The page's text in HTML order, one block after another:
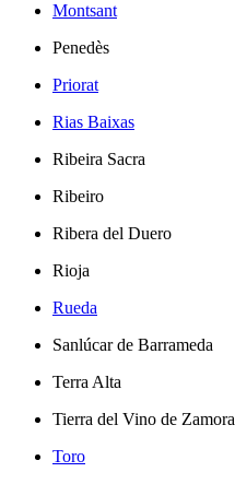
Montsant
Penedès
Priorat
Rias Baixas
Ribeira Sacra
Ribeiro
Ribera del Duero
Rioja
Rueda
Sanlúcar de Barrameda
Terra Alta
Tierra del Vino de Zamora
Toro